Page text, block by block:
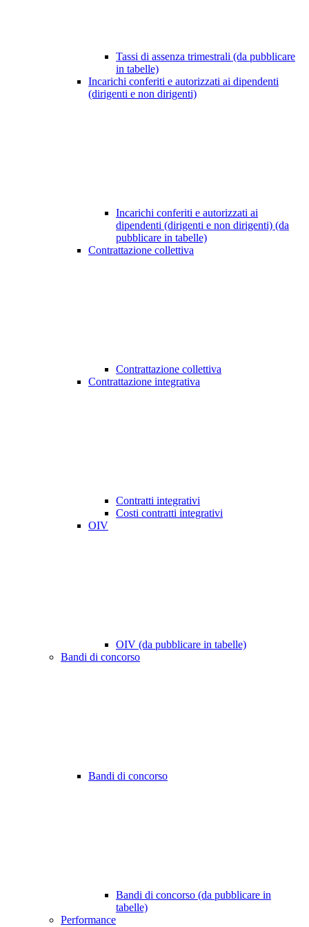
Tassi di assenza trimestrali (da pubblicare
in tabelle)
Incarichi conferiti e autorizzati ai dipendenti
(dirigenti e non dirigenti)
Incarichi conferiti e autorizzati ai
dipendenti (dirigenti e non dirigenti) (da
pubblicare in tabelle)
Contrattazione collettiva
Contrattazione collettiva
Contrattazione integrativa
Contratti integrativi
Costi contratti integrativi
OIV
OIV (da pubblicare in tabelle)
Bandi di concorso
Bandi di concorso
Bandi di concorso (da pubblicare in
tabelle)
Performance